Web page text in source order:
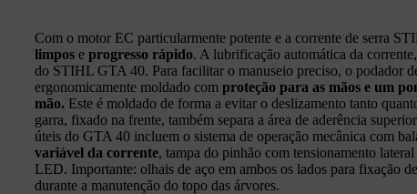
Com o motor EC particularmente potente e a corrente de serra
limpos e progresso rápido. A lubrificação automática da
do STIHL GTA 40. Para facilitar o manuseio preciso, o podador
ergonomicamente moldado com proteção para as mãos e um
mão. Este é moldado de forma a evitar o deslizamento tanto
garra, fixado na frente, também separa a área de aderência
úteis do GTA 40 incluem o sistema de operação mecânica com
variável da corrente, tampa do pinhão com tensionamento
LED. Importante: olhais de aço em ambos os lados para fixação
durante a manutenção do topo das árvores.